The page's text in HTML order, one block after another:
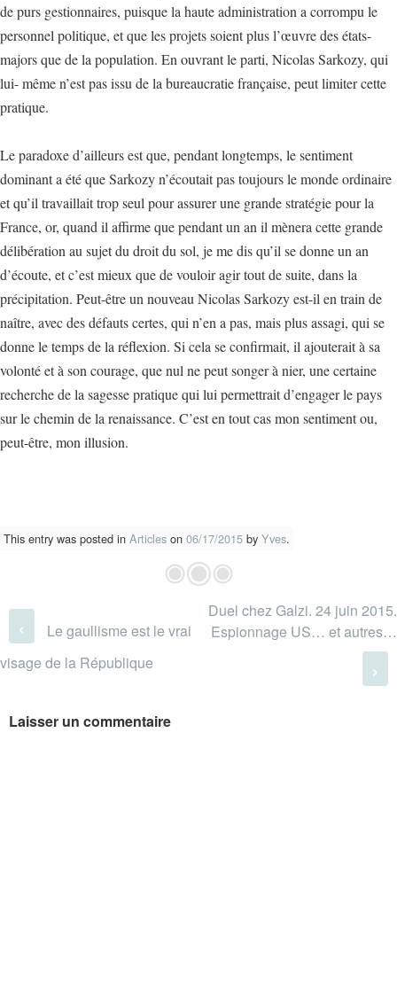
de purs gestionnaires, puisque la haute administration a corrompu le
personnel politique, et que les projets soient plus l’œuvre des états-
majors que de la population. En ouvrant le parti, Nicolas Sarkozy, qui
lui- même n’est pas issu de la bureaucratie française, peut limiter cette
pratique.
Le paradoxe d’ailleurs est que, pendant longtemps, le sentiment
dominant a été que Sarkozy n’écoutait pas toujours le monde ordinaire
et qu’il travaillait trop seul pour assurer une grande stratégie pour la
France, or, quand il affirme que pendant un an il mènera cette grande
délibération au sujet du droit du sol, je me dis qu’il se donne un an
d’écoute, et c’est mieux que de vouloir agir tout de suite, dans la
précipitation. Peut-être un nouveau Nicolas Sarkozy est-il en train de
naître, avec des défauts certes, qui n’en a pas, mais plus assagi, qui se
donne le temps de la réflexion. Si cela se confirmait, il ajouterait à sa
volonté et à son courage, que nul ne peut songer à nier, une certaine
recherche de la sagesse pratique qui lui permettrait d’engager le pays
sur le chemin de la renaissance. C’est en tout cas mon sentiment ou,
peut-être, mon illusion.
This entry was posted in Articles on 06/17/2015 by Yves.
Post navigation
‹
Le gaullisme est le vrai
visage de la République
Duel chez Galzi. 24 juin 2015.
Espionnage US… et autres…
›
Laisser un commentaire